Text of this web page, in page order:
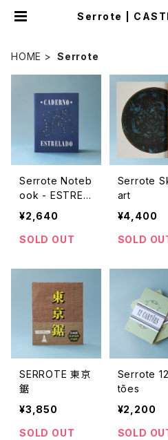
Serrote |
HOME Serrote
Serrote Noteb
ook - ESTREL
ADO
¥2,640
SOLD OUT
Serrote
art
¥4,400
SOLD
SERROTE 東京
鋸
¥3,850
SOLD OUT
Serrote
tões
¥2,200
SOLD